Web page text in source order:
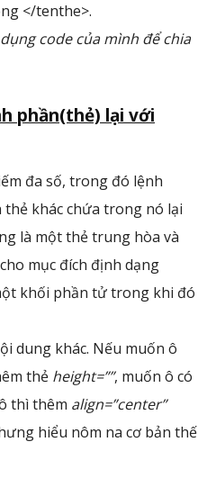
</tenthe>.
code của mình để chia
phần(thẻ) lại với
đa số, trong đó lệnh
thẻ khác chứa trong nó lại
là một thẻ trung hòa và
mục đích định dạng
khối phần tử trong khi đó
dung khác. Nếu muốn ô
thẻ height=””, muốn ô có
thì thêm align=”center”
hiểu nôm na cơ bản thế